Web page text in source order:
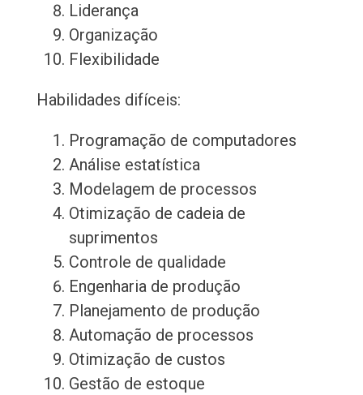
Liderança
Organização
Flexibilidade
Habilidades difíceis:
Programação de computadores
Análise estatística
Modelagem de processos
Otimização de cadeia de
suprimentos
Controle de qualidade
Engenharia de produção
Planejamento de produção
Automação de processos
Otimização de custos
Gestão de estoque